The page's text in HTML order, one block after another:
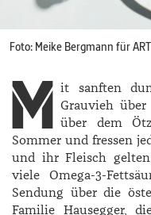
Foto: Meike Bergmann für
M it sanften
Grauvieh
über dem
Sommer und fressen
und ihr Fleisch
viele Omega-3-
Sendung über die
Familie ­Hausegger,